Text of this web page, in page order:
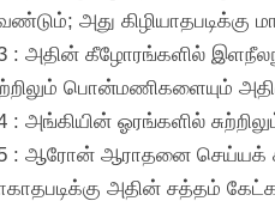
அது
: அதின் கீழோரங்களில்
பொன்மணிகளையும்
: அங்கியின் ஓரங்களில்
: ஆரோன் ஆராதனை செய்யக்
அதின் சத்தம்